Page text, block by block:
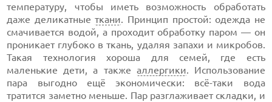
температуру, чтобы иметь возможность обработать
даже деликатныеткани. Принцип простой: одежда не
смачивается водой, а проходит обработку паром — он
проникает глубоко в ткань, удаляя запахи и микробов.
Такая технология хороша для семей, где есть
маленькие дети, а также аллергики. Использование
пара выгодно ещё экономически: всё-таки вода
тратится заметно меньше. Пар разглаживает складки, и